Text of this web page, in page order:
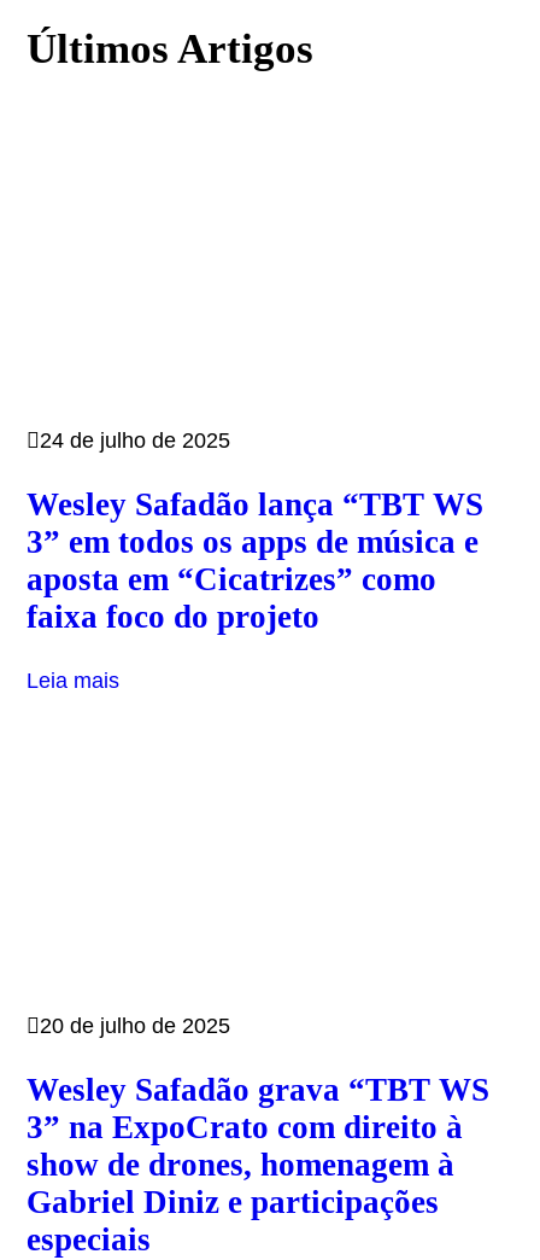
Últimos Artigos
24 de julho de 2025
Wesley Safadão lança “TBT WS
3” em todos os apps de música e
aposta em “Cicatrizes” como
faixa foco do projeto
Leia mais
20 de julho de 2025
Wesley Safadão grava “TBT WS
3” na ExpoCrato com direito à
show de drones, homenagem à
Gabriel Diniz e participações
especiais